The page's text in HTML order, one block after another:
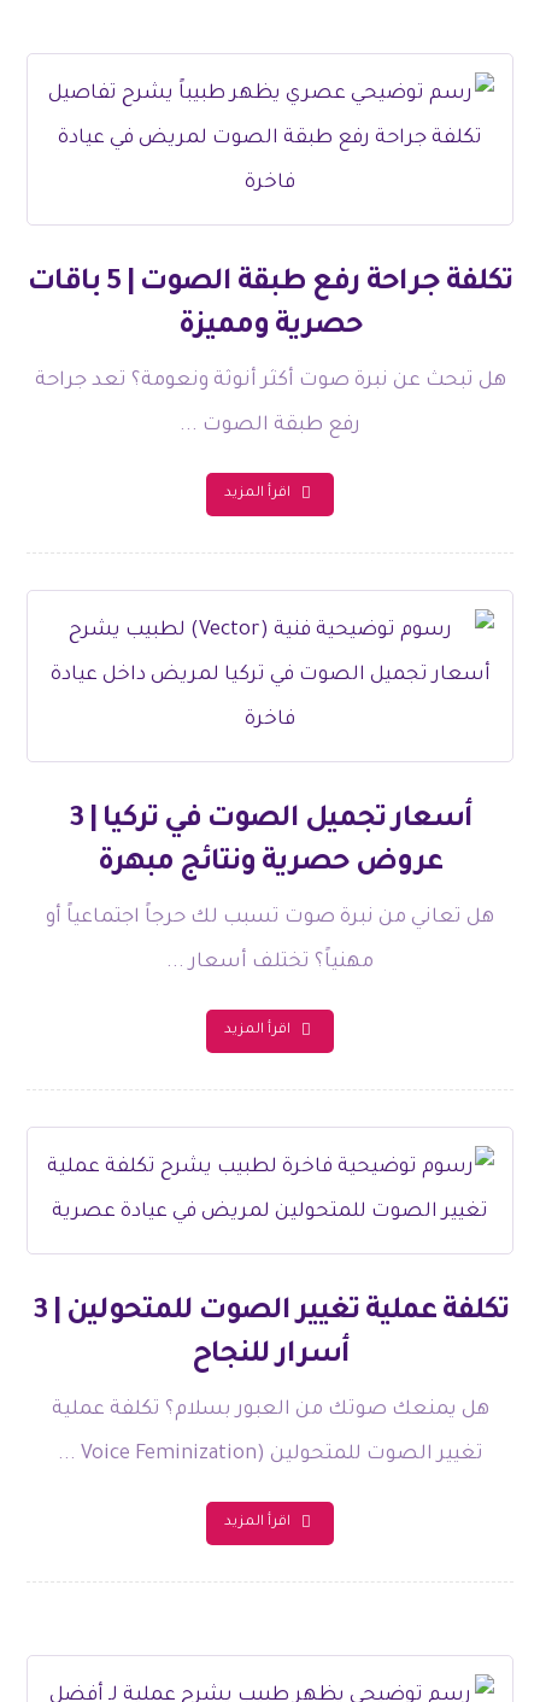
تكلفة جراحة رفع طبقة الصوت | 5 باقات
حصرية ومميزة
هل تبحث عن نبرة صوت أكثر أنوثة ونعومة؟ تعد جراحة
رفع طبقة الصوت ...
اقرأ المزيد
أسعار تجميل الصوت في تركيا | 3
عروض حصرية ونتائج مبهرة
هل تعاني من نبرة صوت تسبب لك حرجاً اجتماعياً أو
مهنياً؟ تختلف أسعار ...
اقرأ المزيد
تكلفة عملية تغيير الصوت للمتحولين | 3
أسرار للنجاح
هل يمنعك صوتك من العبور بسلام؟ تكلفة عملية
تغيير الصوت للمتحولين (Voice Feminization ...
اقرأ المزيد